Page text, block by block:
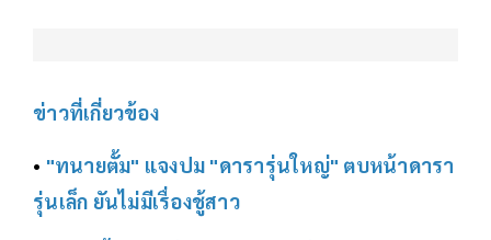
ข่าวที่เกี่ยวข้อง
• "ทนายตั้ม" แจงปม "ดารารุ่นใหญ่" ตบหน้าดารา
รุ่นเล็ก ยันไม่มีเรื่องชู้สาว